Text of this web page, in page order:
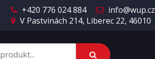
+420 776 024 884
info@wup.cz
V Pastvinách 214, Liberec 22, 46010